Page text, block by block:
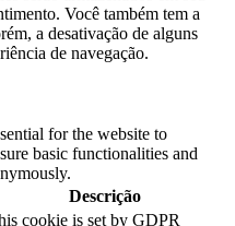
Você também tem a
a desativação de alguns
de navegação.
for the website to
basic functionalities and
Descrição
cookie is set by GDPR